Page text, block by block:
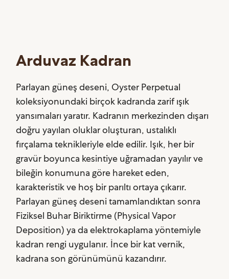
Arduvaz Kadran
Parlayan güneş deseni, Oyster Perpetual
koleksiyonundaki birçok kadranda zarif ışık
yansımaları yaratır. Kadranın merkezinden dışarı
doğru yayılan oluklar oluşturan, ustalıklı
fırçalama teknikleriyle elde edilir. Işık, her bir
gravür boyunca kesintiye uğramadan yayılır ve
bileğin konumuna göre hareket eden,
karakteristik ve hoş bir parıltı ortaya çıkarır.
Parlayan güneş deseni tamamlandıktan sonra
Fiziksel Buhar Biriktirme (Physical Vapor
Deposition) ya da elektrokaplama yöntemiyle
kadran rengi uygulanır. İnce bir kat vernik,
kadrana son görünümünü kazandırır.